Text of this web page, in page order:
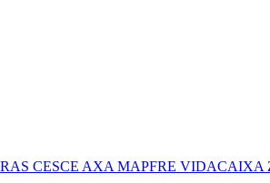
CESCE AXA MAPFRE